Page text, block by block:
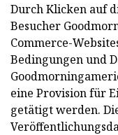
Durch Klicken auf
Besucher
Commerce-
Bedingungen und
eine Provision für
getätigt werden.